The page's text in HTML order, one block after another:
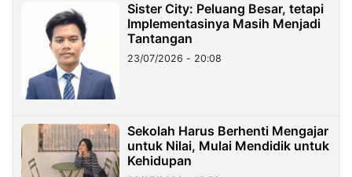
Sister City: Peluang Besar, tetapi
Implementasinya Masih Menjadi
Tantangan
23/07/2026 - 20:08
Sekolah Harus Berhenti Mengajar
untuk Nilai, Mulai Mendidik untuk
Kehidupan